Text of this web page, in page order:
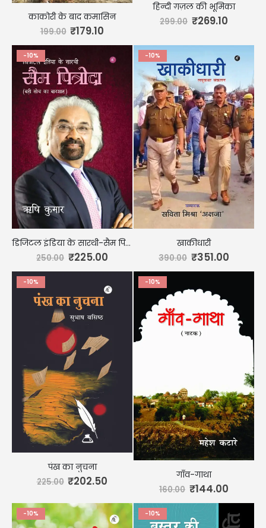
काकोरी के बाद कमासिन
199.00 ₹179.10
हिन्दी ग़ज़ल की भूमिका
299.00 ₹269.10
-10%
डिजिटल इंडिया के सारथी-सैम पित्रोदा
250.00 ₹225.00
-10%
खाकीधारी
390.00 ₹351.00
-10%
पंख का नुचना
225.00 ₹202.50
-10%
गाँव-गाथा
160.00 ₹144.00
-10% -10%